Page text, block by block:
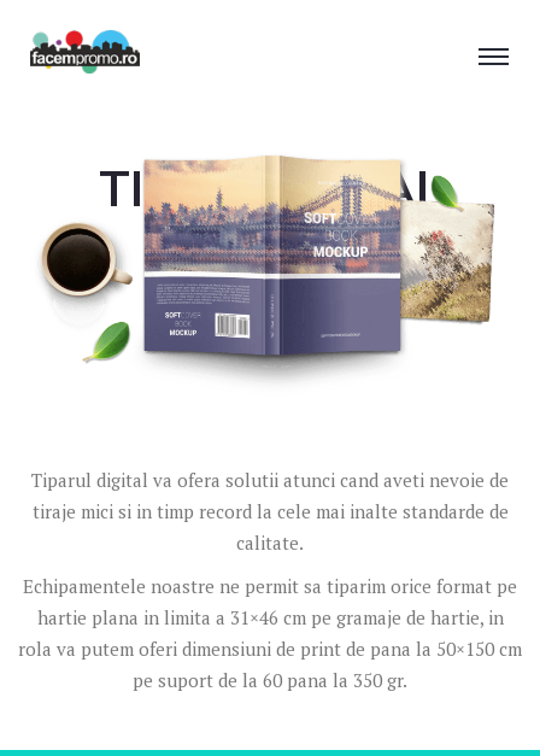
TIPAR DIGITAL
COLOR
Tiparul digital va ofera solutii atunci cand aveti nevoie de
tiraje mici si in timp record la cele mai inalte standarde de
calitate.
Echipamentele noastre ne permit sa tiparim orice format pe
hartie plana in limita a 31×46 cm pe gramaje de hartie, in
rola va putem oferi dimensiuni de print de pana la 50×150 cm
pe suport de la 60 pana la 350 gr.